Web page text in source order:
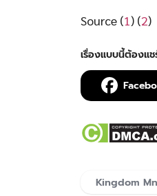
Source (1) (2)
Kingdom